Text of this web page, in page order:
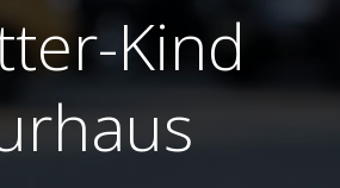
Kind